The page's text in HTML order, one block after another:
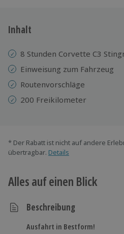
Inhalt
8 Stunden Corvette C3
Einweisung zum Fahrzeug
Routenvorschläge
200 Freikilometer
* Der Rabatt ist nicht auf andere
übertragbar. Details
Alles auf einen Blick
Beschreibung
Ausfahrt in Bestform!